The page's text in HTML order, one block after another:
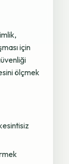
için
ölçmek